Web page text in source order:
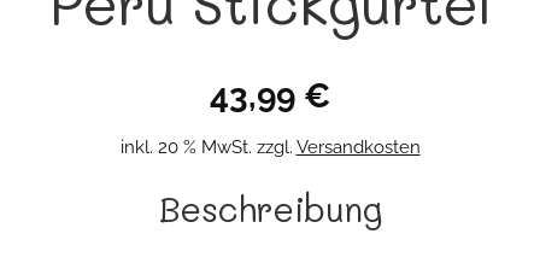
43,99 €
inkl. 20 % MwSt. zzgl. Versandkosten
Beschreibung